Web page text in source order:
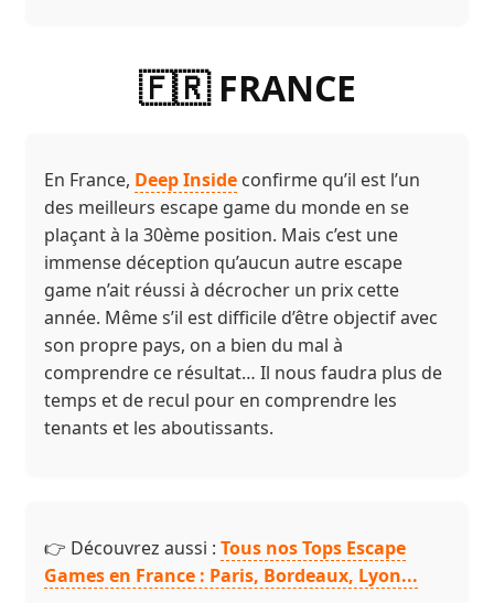
🇫🇷 FRANCE
En France, Deep Inside confirme qu’il est l’un
des meilleurs escape game du monde en se
plaçant à la 30ème position. Mais c’est une
immense déception qu’aucun autre escape
game n’ait réussi à décrocher un prix cette
année. Même s’il est difficile d’être objectif avec
son propre pays, on a bien du mal à
comprendre ce résultat… Il nous faudra plus de
temps et de recul pour en comprendre les
tenants et les aboutissants.
👉 Découvrez aussi : Tous nos Tops Escape
Games en France : Paris, Bordeaux, Lyon...